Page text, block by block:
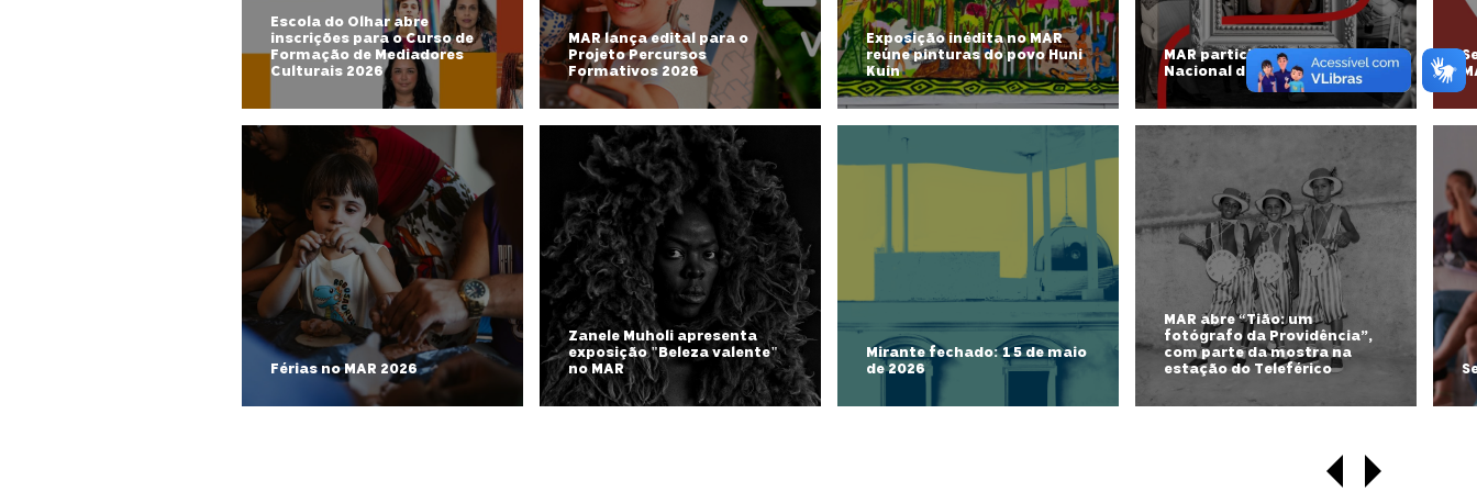
Escola do Olhar abre
inscrições para o Curso de
Formação de Mediadores
Culturais 2026
Férias no MAR 2026
MAR lança edital para o
Projeto Percursos
Formativos 2026
Zanele Muholi apresenta
exposição "Beleza valente"
no MAR
Exposição inédita no MAR
reúne pinturas do povo Huni
Kuin
Mirante fechado: 15 de maio
de 2026
MAR participa da Semana
Nacional de Museus 2026
MAR abre “Tião: um
fotógrafo da Providência”,
com parte da mostra na
estação do Teleférico